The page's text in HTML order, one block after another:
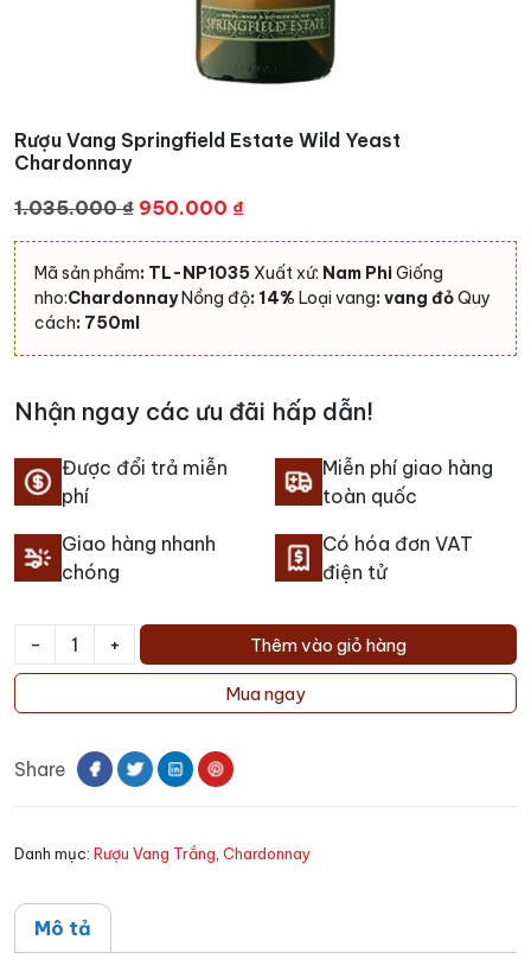
Rượu Vang Springfield Estate Wild Yeast
Chardonnay
1.035.000₫ Giá
gốc
là:
1.035.000 ₫.
950.000 ₫Giá
hiện
tại
là:
Mã sản phẩm: TL-NP1035 Xuất xứ: Nam PhiGiống
nho:ChardonnayNồng độ: 14% Loại vang: vang đỏQuy
cách: 750ml
Nhận ngay các ưu đãi hấp dẫn!
Được đổi trả miễn
phí
Miễn phí giao hàng
toàn quốc
Giao hàng nhanh
chóng
Có hóa đơn VAT
điện tử
-
Rượu
Springfield
Wild
số
+ Thêm vào giỏ hàng
Mua ngay
Share
Danh mục: Rượu Vang Trắng, Chardonnay
Mô tả